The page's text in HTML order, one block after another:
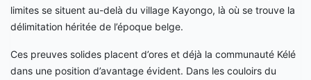
limites se situent au-delà du village Kayongo, là où se trouve la
délimitation héritée de l’époque belge.
Ces preuves solides placent d’ores et déjà la communauté Kélé
dans une position d’avantage évident. Dans les couloirs du